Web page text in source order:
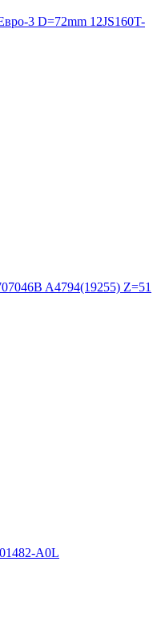
3 D=72mm 12JS160T-
A4794(19255) Z=51
A0L